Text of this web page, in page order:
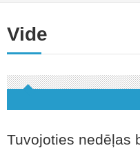
Vide
Tuvojoties nedēļas